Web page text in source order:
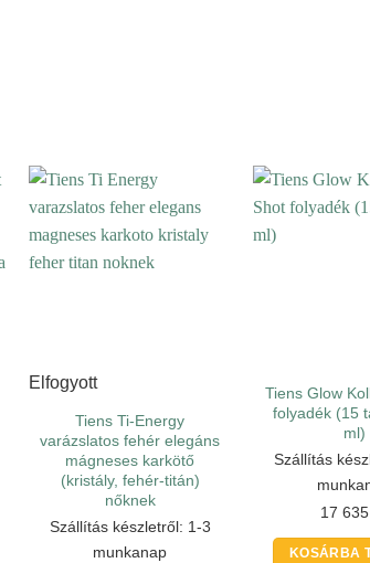
Elfogyott
Tiens Ti-Energy
varázslatos fehér elegáns
mágneses karkötő
(kristály, fehér-titán)
nőknek
Szállítás készletről: 1-3
munkanap
Tiens Glow
folyadék (15
ml)
Szállítás
17 635
KOSÁRBA